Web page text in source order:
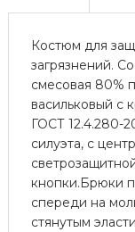
Костюм для
загрязнений.
смесовая 80%
васильковый с
ГОСТ 12.4.280-
силуэта, с
кнопки.Брюки
спереди на
стянутым